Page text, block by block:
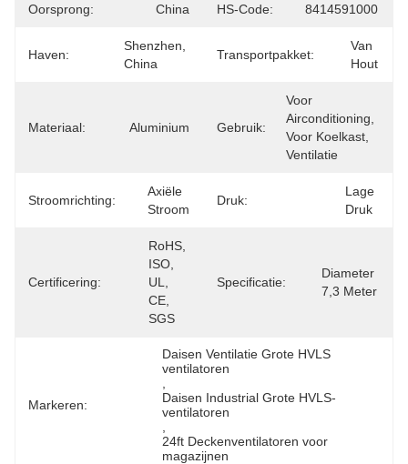
Oorsprong: China HS-Code: 8414591000
Haven:
Shenzhen,
China
Transportpakket:
Van
Hout
Materiaal: Aluminium Gebruik:
Voor
Airconditioning,
Voor Koelkast,
Ventilatie
Stroomrichting:
Axiële
Stroom
Druk:
Lage
Druk
Certificering:
RoHS,
ISO,
UL,
CE,
SGS
Specificatie:
Diameter
7,3 Meter
Markeren:
Daisen Ventilatie Grote HVLS
ventilatoren
Daisen Industrial Grote HVLS-
ventilatoren
24ft Deckenventilatoren voor
magazijnen